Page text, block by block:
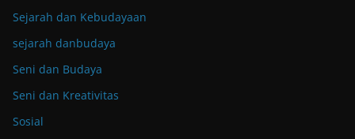
Sejarah dan Kebudayaan
sejarah danbudaya
Seni dan Budaya
Seni dan Kreativitas
Sosial